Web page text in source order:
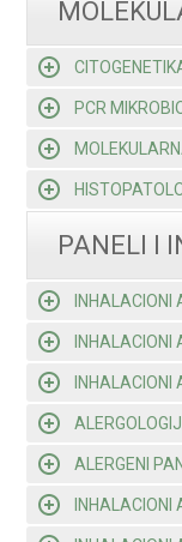
PCR
PANELI I
INHALACIONI
INHALACIONI
INHALACIONI
ALERGENI
INHALACIONI